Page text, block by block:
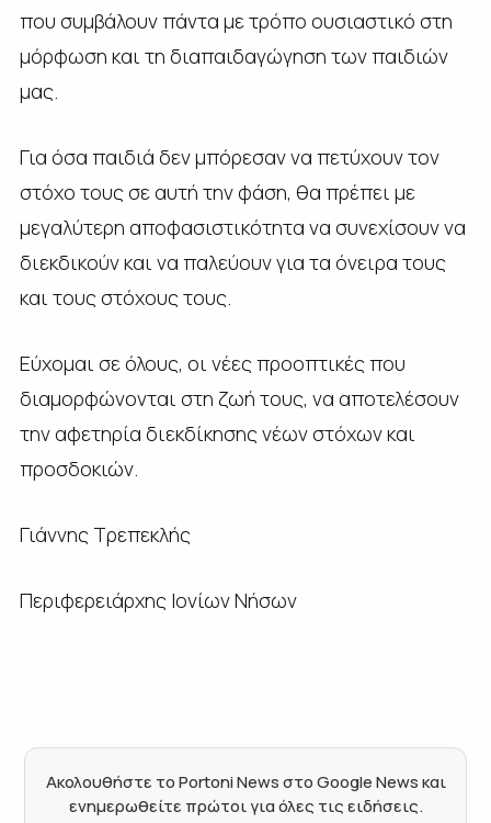
που συμβάλουν πάντα με τρόπο ουσιαστικό στη
μόρφωση και τη διαπαιδαγώγηση των παιδιών
μας.
Για όσα παιδιά δεν μπόρεσαν να πετύχουν τον
στόχο τους σε αυτή την φάση, θα πρέπει με
μεγαλύτερη αποφασιστικότητα να συνεχίσουν να
διεκδικούν και να παλεύουν για τα όνειρα τους
και τους στόχους τους.
Εύχομαι σε όλους, οι νέες προοπτικές που
διαμορφώνονται στη ζωή τους, να αποτελέσουν
την αφετηρία διεκδίκησης νέων στόχων και
προσδοκιών.
Γιάννης Τρεπεκλής
Περιφερειάρχης Ιονίων Νήσων
Ακολουθήστε το Portoni News στο Google News και
ενημερωθείτε πρώτοι για όλες τις ειδήσεις.